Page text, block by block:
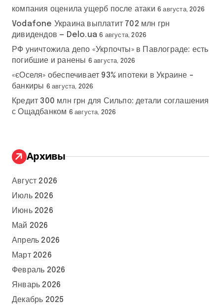
компания оценила ущерб после атаки 6 августа, 2026
Vodafone Украина выплатит 702 млн грн
дивидендов — Delo.ua 6 августа, 2026
РФ уничтожила депо «Укрпочты» в Павлограде: есть
погибшие и ранены 6 августа, 2026
«єОселя» обеспечивает 93% ипотеки в Украине –
банкиры 6 августа, 2026
Кредит 300 млн грн для Сильпо: детали соглашения
с Ощадбанком 6 августа, 2026
Архивы
Август 2026
Июль 2026
Июнь 2026
Май 2026
Апрель 2026
Март 2026
Февраль 2026
Январь 2026
Декабрь 2025